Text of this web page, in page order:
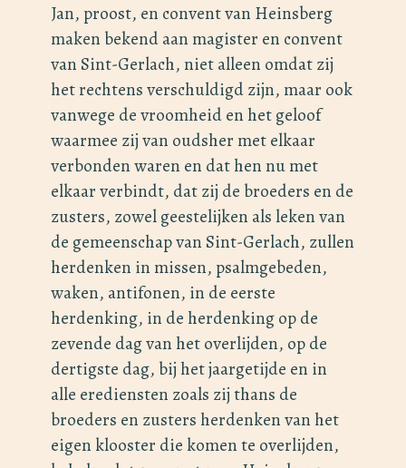
Jan, proost, en convent van Heinsberg
maken bekend aan magister en convent
van Sint-Gerlach, niet alleen omdat zij
het rechtens verschuldigd zijn, maar ook
vanwege de vroomheid en het geloof
waarmee zij van oudsher met elkaar
verbonden waren en dat hen nu met
elkaar verbindt, dat zij de broeders en de
zusters, zowel geestelijken als leken van
de gemeenschap van Sint-Gerlach, zullen
herdenken in missen, psalmgebeden,
waken, antifonen, in de eerste
herdenking, in de herdenking op de
zevende dag van het overlijden, op de
dertigste dag, bij het jaargetijde en in
alle erediensten zoals zij thans de
broeders en zusters herdenken van het
eigen klooster die komen te overlijden,